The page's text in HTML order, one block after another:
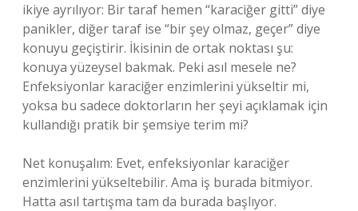
ikiye ayrılıyor: Bir taraf hemen “karaciğer gitti” diye
panikler, diğer taraf ise “bir şey olmaz, geçer” diye
konuyu geçiştirir. İkisinin de ortak noktası şu:
konuya yüzeysel bakmak. Peki asıl mesele ne?
Enfeksiyonlar karaciğer enzimlerini yükseltir mi,
yoksa bu sadece doktorların her şeyi açıklamak için
kullandığı pratik bir şemsiye terim mi?
Net konuşalım: Evet, enfeksiyonlar karaciğer
enzimlerini yükseltebilir. Ama iş burada bitmiyor.
Hatta asıl tartışma tam da burada başlıyor.